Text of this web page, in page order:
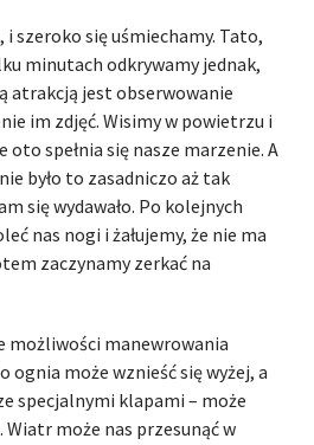
i szeroko się uśmiechamy. Tato,
minutach odkrywamy jednak,
atrakcją jest obserwowanie
im zdjęć. Wisimy w powietrzu i
oto spełnia się nasze marzenie. A
było to zasadniczo aż tak
się wydawało. Po kolejnych
nas nogi i żałujemy, że nie ma
zaczynamy zerkać na
możliwości manewrowania
ognia może wznieść się wyżej, a
specjalnymi klapami – może
Wiatr może nas przesunąć w